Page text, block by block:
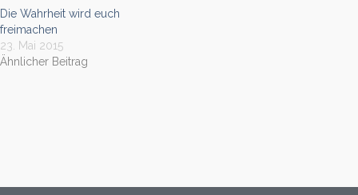
Die Wahrheit wird euch
freimachen
23. Mai 2015
Ähnlicher Beitrag